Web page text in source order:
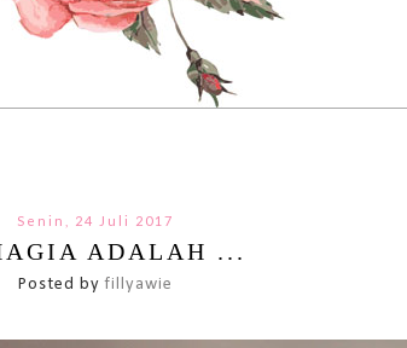
Senin, 24 Juli 2017
ADALAH ...
Posted byfillyawie